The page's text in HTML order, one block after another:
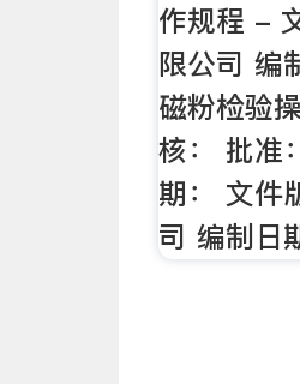
作规程 -
限公司 编
磁粉检验
核： 批准
期： 文件
司 编制日